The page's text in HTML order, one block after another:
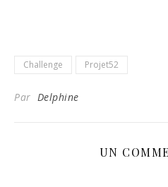
Challenge Projet52
Par Delphine
UN